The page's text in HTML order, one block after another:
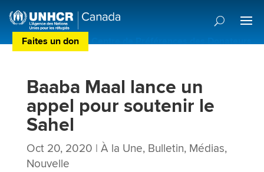
Faites un don Centre de Préférences des Donateurs
Baaba Maal lance un
appel pour soutenir le
Sahel
Oct 20, 2020 | À la Une, Bulletin, Médias,
Nouvelle